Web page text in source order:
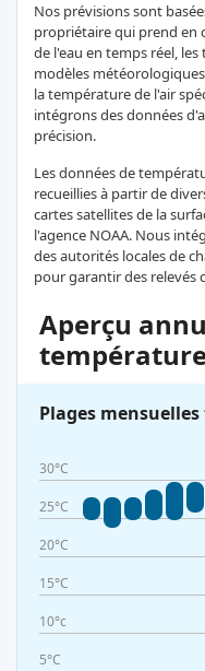
Nos prévisions sont
propriétaire qui prend en
de l'eau en temps réel,
modèles
la température de l'air
intégrons des données
précision.
Les données de
recueillies à partir de
cartes satellites de la
l'agence NOAA. Nous
des autorités locales de
pour garantir des relevés
Aperçu
Plages
30°C
25°C
20°C
15°C
10°c
5°C